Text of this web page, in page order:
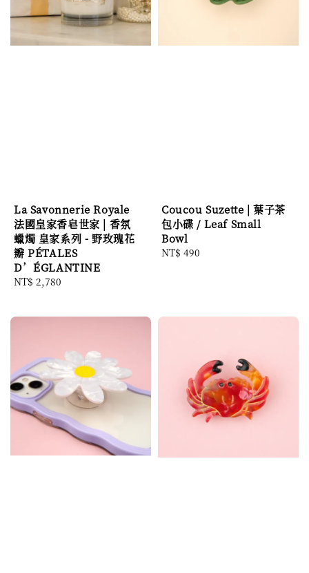
La Savonnerie Royale
法國皇家香皂世家 | 香氛
蠟燭 皇家系列 - 野玫瑰花
瓣 PÉTALES
D’ÉGLANTINE
Regular
NT$ 2,780
Coucou Suzette | 葉子茶
包小碟 / Leaf Small
Bowl
Regular
NT$ 490